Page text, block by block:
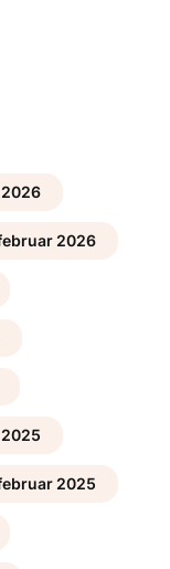
2026
2025